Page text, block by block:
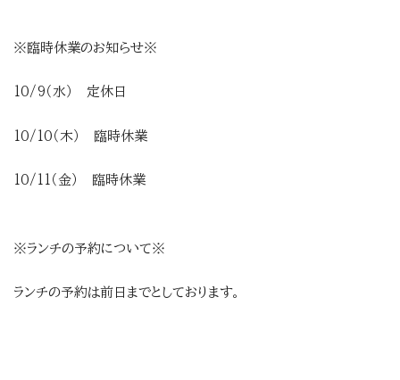
※臨時休業のお知らせ※
10/9（水） 定休日
10/10（木） 臨時休業
10/11（金） 臨時休業
※ランチの予約について※
ランチの予約は前日までとしております。